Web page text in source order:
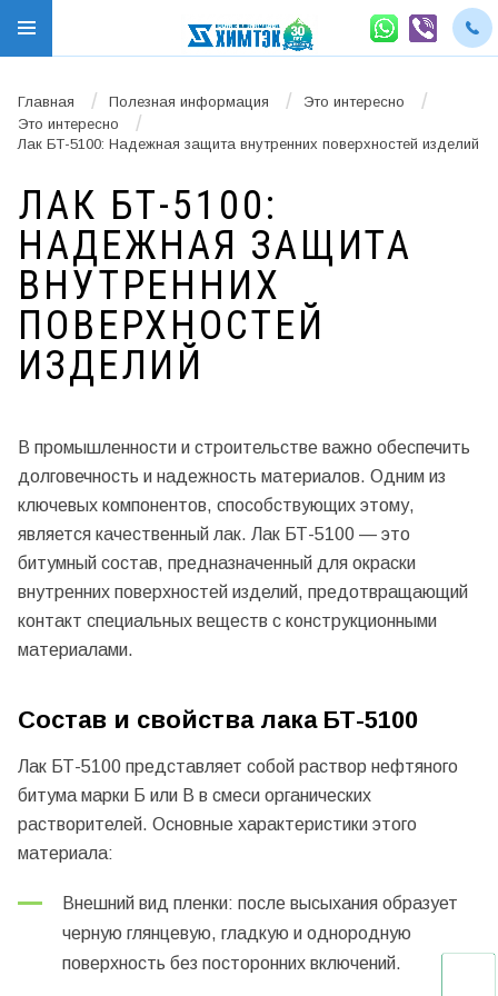
Главная / Полезная информация / Это интересно /
Это интересно /
Лак БТ-5100: Надежная защита внутренних поверхностей изделий
ЛАК БТ-5100:
НАДЕЖНАЯ ЗАЩИТА
ВНУТРЕННИХ
ПОВЕРХНОСТЕЙ
ИЗДЕЛИЙ
В промышленности и строительстве важно обеспечить
долговечность и надежность материалов. Одним из
ключевых компонентов, способствующих этому,
является качественный лак. Лак БТ-5100 — это
битумный состав, предназначенный для окраски
внутренних поверхностей изделий, предотвращающий
контакт специальных веществ с конструкционными
материалами.
Состав и свойства лака БТ-5100
Лак БТ-5100 представляет собой раствор нефтяного
битума марки Б или В в смеси органических
растворителей. Основные характеристики этого
материала:
Внешний вид пленки: после высыхания образует
черную глянцевую, гладкую и однородную
поверхность без посторонних включений.